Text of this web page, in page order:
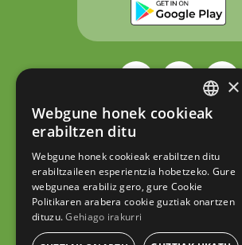
ESKORIATZAKO UDALA
Fernando Eskoriatza plaza 1
Tel.: 943 71 44 07
hazi@eskoriatza.eus
Contacto
Aviso legal
Política de privacidad
BASQUE
×
Webgune honek cookieak
erabiltzen ditu
Webgune honek cookieak erabiltzen ditu
erabiltzaileen esperientzia hobetzeko. Gure
webgunea erabiliz gero, gure Cookie
Politikaren arabera cookie guztiak onartzen
dituzu. Gehiago irakurri